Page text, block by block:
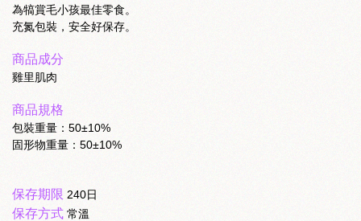
為犒賞毛小孩最佳零食。
充氮包裝，安全好保存。
商品成分
雞里肌肉
商品規格
包裝重量：50±10%
固形物重量：50±10%
保存期限 240日
保存方式 常溫